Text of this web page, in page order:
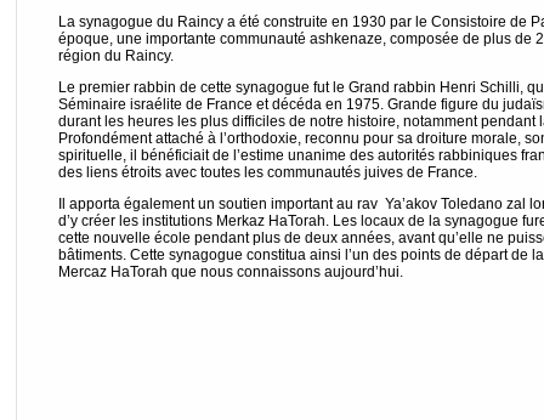
La synagogue du Raincy a été construite en 1930 par le Consistoire de
époque, une importante communauté ashkenaze, composée de plus de
région du Raincy.
Le premier rabbin de cette synagogue fut le Grand rabbin Henri Schilli,
Séminaire israélite de France et décéda en 1975. Grande figure du
durant les heures les plus difficiles de notre histoire, notamment pendant
Profondément attaché à l’orthodoxie, reconnu pour sa droiture morale,
spirituelle, il bénéficiait de l’estime unanime des autorités rabbiniques
des liens étroits avec toutes les communautés juives de France.
Il apporta également un soutien important au rav Ya’akov Toledano zal
d’y créer les institutions Merkaz HaTorah. Les locaux de la synagogue
cette nouvelle école pendant plus de deux années, avant qu’elle ne
bâtiments. Cette synagogue constitua ainsi l’un des points de départ de
Mercaz HaTorah que nous connaissons aujourd’hui.